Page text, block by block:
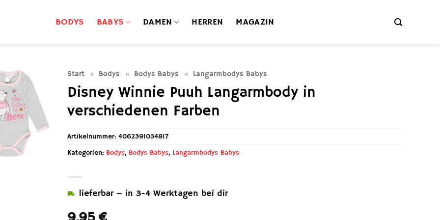
BODYS BABYS DAMEN HERREN MAGAZIN
Start » Bodys » Bodys Babys » Langarmbodys Babys
Disney Winnie Puuh Langarmbody in
verschiedenen Farben
lieferbar – in 3-4 Werktagen bei dir
Artikelnummer:4062391034817
Kategorien: Bodys, Bodys Babys, Langarmbodys Babys